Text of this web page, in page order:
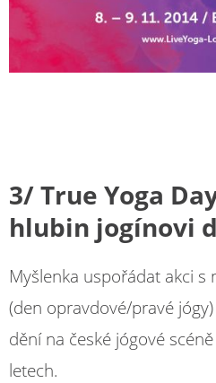
3/ True Yoga
hlubin jogínovi
Myšlenka uspořádat akci s
(den opravdové/pravé
dění na české jógové
letech.